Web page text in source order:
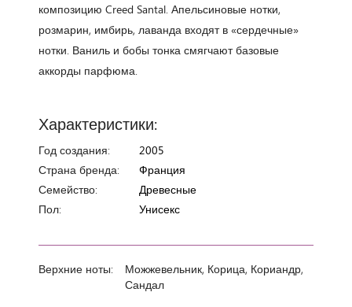
композицию Creed Santal. Апельсиновые нотки,
розмарин, имбирь, лаванда входят в «сердечные»
нотки. Ваниль и бобы тонка смягчают базовые
аккорды парфюма.
Характеристики:
Год создания:
2005
Страна бренда:
Франция
Семейство:
Древесные
Пол:
Унисекс
Верхние ноты:
Можжевельник, Корица, Кориандр,
Сандал